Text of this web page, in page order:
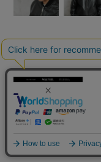
【即日出荷対
ャップ
【T】【キャン
価格: